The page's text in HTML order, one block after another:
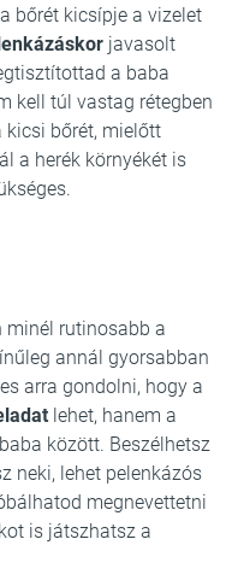
bőrét kicsípje a vizelet
javasolt
a baba
kell túl vastag rétegben
kicsi bőrét, mielőtt
a herék környékét is
minél rutinosabb a
annál gyorsabban
arra gondolni, hogy a
lehet, hanem a
között. Beszélhetsz
neki, lehet pelenkázós
megnevettetni
is játszhatsz a